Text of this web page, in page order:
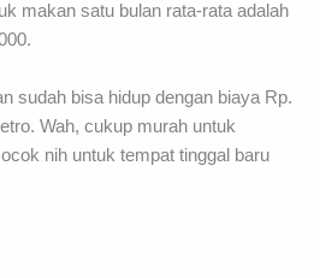
makan satu bulan rata-rata adalah
sudah bisa hidup dengan biaya Rp.
Wah, cukup murah untuk
nih untuk tempat tinggal baru